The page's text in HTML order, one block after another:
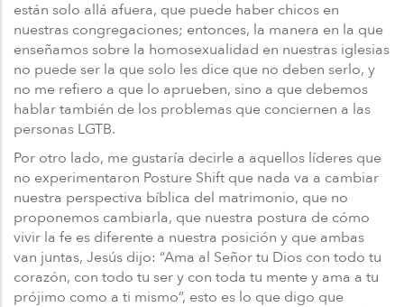
están solo allá afuera, que puede haber chicos en
nuestras congregaciones; entonces, la manera en la que
enseñamos sobre la homosexualidad en nuestras iglesias
no puede ser la que solo les dice que no deben serlo, y
no me refiero a que lo aprueben, sino a que debemos
hablar también de los problemas que conciernen a las
personas LGTB.
Por otro lado, me gustaría decirle a aquellos líderes que
no experimentaron Posture Shift que nada va a cambiar
nuestra perspectiva bíblica del matrimonio, que no
proponemos cambiarla, que nuestra postura de cómo
vivir la fe es diferente a nuestra posición y que ambas
van juntas, Jesús dijo: “Ama al Señor tu Dios con todo tu
corazón, con todo tu ser y con toda tu mente y ama a tu
prójimo como a ti mismo”, esto es lo que digo que